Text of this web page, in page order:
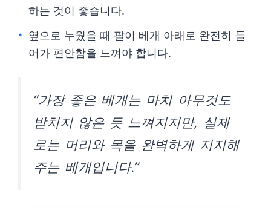
하는 것이 좋습니다.
옆으로 누웠을 때 팔이 베개 아래로 완전히 들
어가 편안함을 느껴야 합니다.
“가장 좋은 베개는 마치 아무것도
받치지 않은 듯 느껴지지만, 실제
로는 머리와 목을 완벽하게 지지해
주는 베개입니다.”